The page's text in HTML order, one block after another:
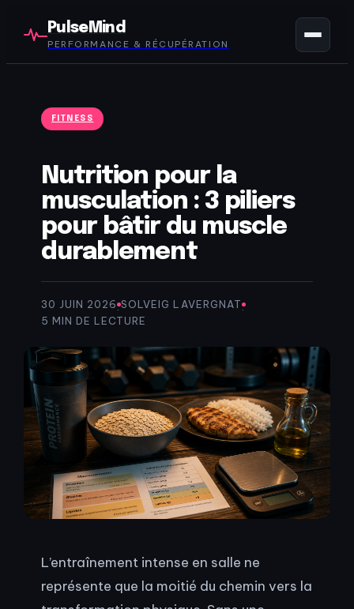
PulseMind
PERFORMANCE & RÉCUPÉRATION
FITNESS
Nutrition pour la
musculation : 3 piliers
pour bâtir du muscle
durablement
30 JUIN 2026·SOLVEIG LAVERGNAT·
5 MIN DE LECTURE
L’entraînement intense en salle ne
représente que la moitié du chemin vers la